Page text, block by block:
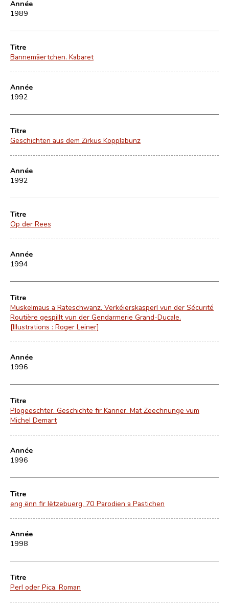
Année
1989
Titre
Bannemäertchen. Kabaret
Année
1992
Titre
Geschichten aus dem Zirkus Kopplabunz
Année
1992
Titre
Op der Rees
Année
1994
Titre
Muskelmaus a Rateschwanz. Verkéierskasperl vun der Sécurité
Routière gespillt vun der Gendarmerie Grand-Ducale.
[Illustrations : Roger Leiner]
Année
1996
Titre
Plogeeschter. Geschichte fir Kanner. Mat Zeechnunge vum
Michel Demart
Année
1996
Titre
eng ënn fir lëtzebuerg. 70 Parodien a Pastichen
Année
1998
Titre
Perl oder Pica. Roman